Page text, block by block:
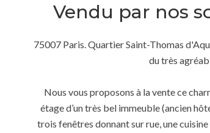
Vendu par nos
75007 Paris. Quartier Saint-Thomas
du très
Nous vous proposons à la vente ce
étage d’un très bel immeuble (ancien
trois fenêtres donnant sur rue, une